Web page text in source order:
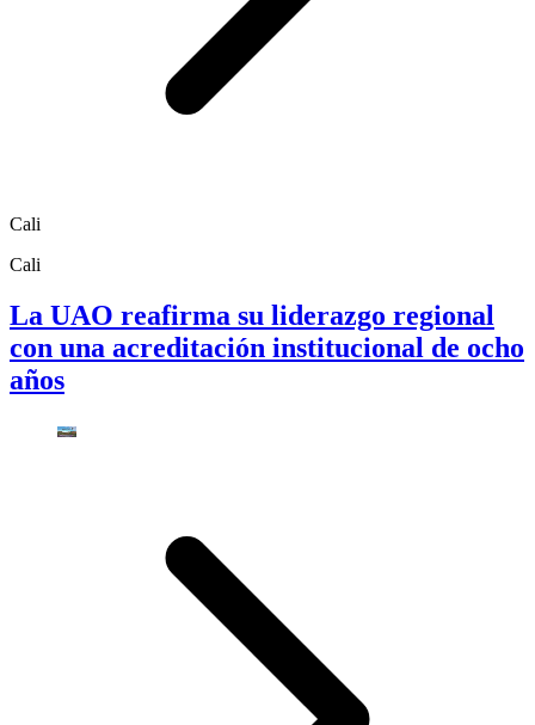
Cali
Cali
La UAO reafirma su liderazgo regional
con una acreditación institucional de ocho
años